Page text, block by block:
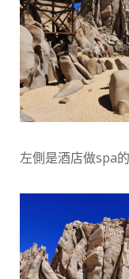
左側是酒店做spa